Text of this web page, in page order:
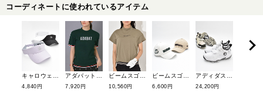
コーディネートに使われているアイテム
4,840円 7,920円 10,560円 6,600円 24,200円